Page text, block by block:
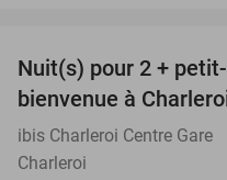
Nuit(s) pour 2 +
bienvenue à
ibis Charleroi Centre Gare
Charleroi